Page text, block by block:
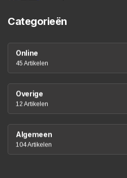
Categorieën
Online
45 Artikelen
Overige
12 Artikelen
Algemeen
104 Artikelen